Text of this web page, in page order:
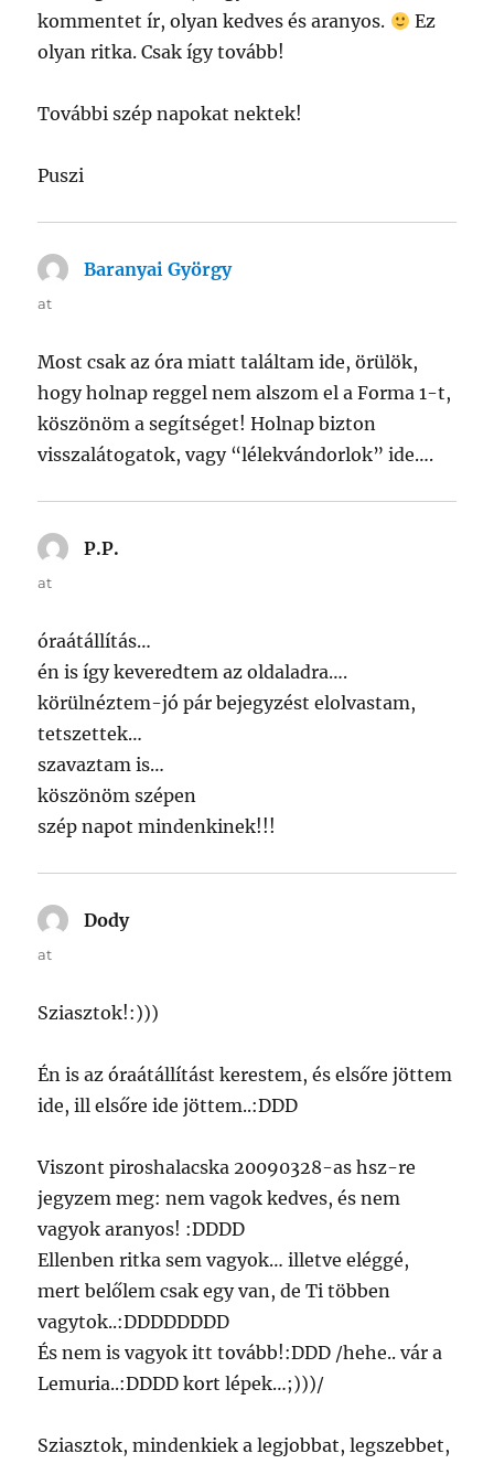
kommentet ír, olyan kedves és aranyos.
Ez
olyan ritka. Csak így tovább!
További szép napokat nektek!
Puszi
Baranyai Györgysays:
at
Most csak az óra miatt találtam ide, örülök,
hogy holnap reggel nem alszom el a Forma 1-t,
köszönöm a segítséget! Holnap bizton
visszalátogatok, vagy “lélekvándorlok” ide….
P.P.
at
óraátállítás…
én is így keveredtem az oldaladra….
körülnéztem-jó pár bejegyzést elolvastam,
tetszettek…
szavaztam is…
köszönöm szépen
szép napot mindenkinek!!!
Dodysays:
at
Sziasztok!:)))
Én is az óraátállítást kerestem, és elsőre jöttem
ide, ill elsőre ide jöttem..:DDD
Viszont piroshalacska 20090328-as hsz-re
jegyzem meg: nem vagok kedves, és nem
vagyok aranyos! :DDDD
Ellenben ritka sem vagyok… illetve eléggé,
mert belőlem csak egy van, de Ti többen
vagytok..:DDDDDDDD
És nem is vagyok itt tovább!:DDD /hehe.. vár a
Lemuria..:DDDD kort lépek…;)))/
Sziasztok, mindenkiek a legjobbat, legszebbet,